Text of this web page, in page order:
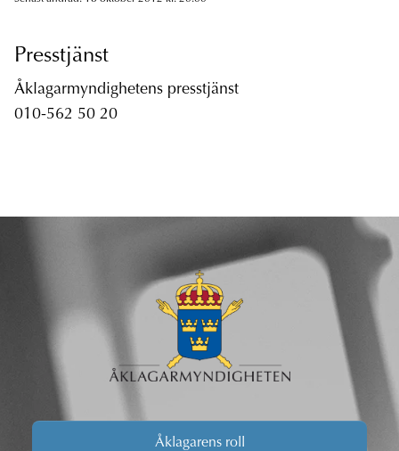
Presstjänst
Åklagarmyndighetens presstjänst
010-562 50 20
Åklagarens roll